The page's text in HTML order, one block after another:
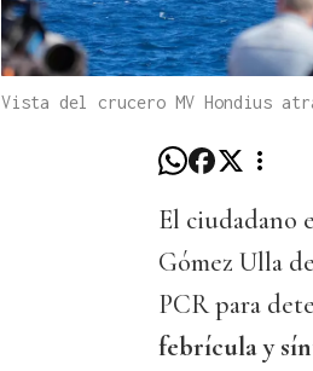
Vista del crucero MV Hondius
El ciudadano
Gómez Ulla
PCR para
febrícula y